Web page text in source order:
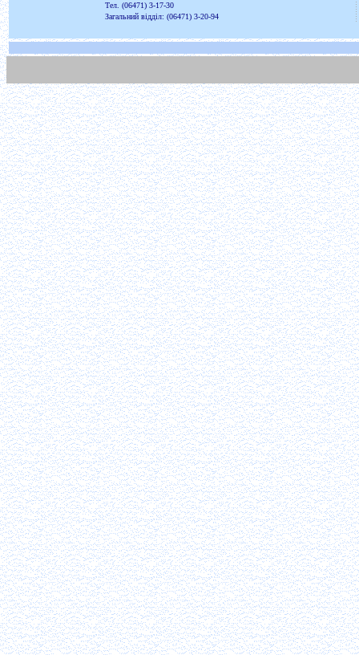
Тел. (06471) 3-17-30
Загальний відділ: (06471) 3-20-94